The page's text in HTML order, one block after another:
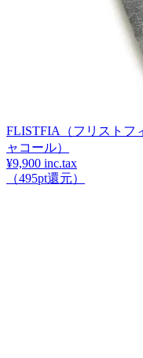
FLISTFIA（フリストフ
ャコール）
¥9,900 inc.tax
（495pt還元）